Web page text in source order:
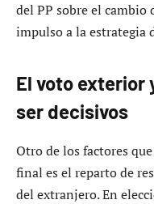
del PP sobre el cambio
impulso a la estrategia
El voto exterior
ser decisivos
Otro de los factores
final es el reparto de
del extranjero. En